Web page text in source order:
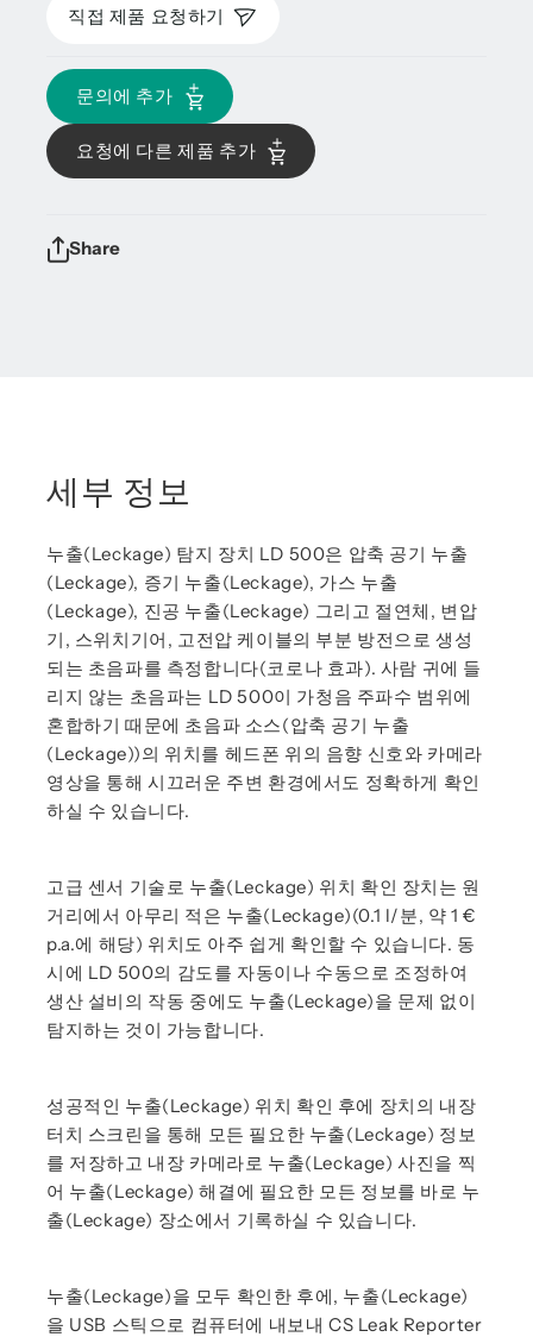
직접 제품 요청하기
문의에 추가
요청에 다른 제품 추가
Share
세부 정보
누출(Leckage) 탐지 장치 LD 500은 압축 공기 누출
(Leckage), 증기 누출(Leckage), 가스 누출
(Leckage), 진공 누출(Leckage) 그리고 절연체, 변압
기, 스위치기어, 고전압 케이블의 부분 방전으로 생성
되는 초음파를 측정합니다(코로나 효과). 사람 귀에 들
리지 않는 초음파는 LD 500이 가청음 주파수 범위에
혼합하기 때문에 초음파 소스(압축 공기 누출
(Leckage))의 위치를 헤드폰 위의 음향 신호와 카메라
영상을 통해 시끄러운 주변 환경에서도 정확하게 확인
하실 수 있습니다.
고급 센서 기술로 누출(Leckage) 위치 확인 장치는 원
거리에서 아무리 적은 누출(Leckage)(0.1 l/분, 약 1 €
p.a.에 해당) 위치도 아주 쉽게 확인할 수 있습니다. 동
시에 LD 500의 감도를 자동이나 수동으로 조정하여
생산 설비의 작동 중에도 누출(Leckage)을 문제 없이
탐지하는 것이 가능합니다.
성공적인 누출(Leckage) 위치 확인 후에 장치의 내장
터치 스크린을 통해 모든 필요한 누출(Leckage) 정보
를 저장하고 내장 카메라로 누출(Leckage) 사진을 찍
어 누출(Leckage) 해결에 필요한 모든 정보를 바로 누
출(Leckage) 장소에서 기록하실 수 있습니다.
누출(Leckage)을 모두 확인한 후에, 누출(Leckage)
을 USB 스틱으로 컴퓨터에 내보내 CS Leak Reporter